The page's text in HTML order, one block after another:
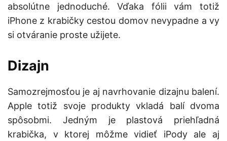
absolútne jednoduché. Vďaka fólii vám totiž
iPhone z krabičky cestou domov nevypadne a vy
si otváranie proste užijete.
Dizajn
Samozrejmosťou je aj navrhovanie dizajnu balení.
Apple totiž svoje produkty vkladá balí dvoma
spôsobmi. Jedným je plastová priehľadná
krabička, v ktorej môžme vidieť iPody ale aj